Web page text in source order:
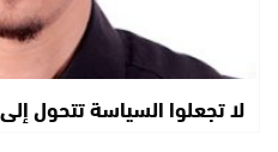
لا تجعلوا السياسة تتحول